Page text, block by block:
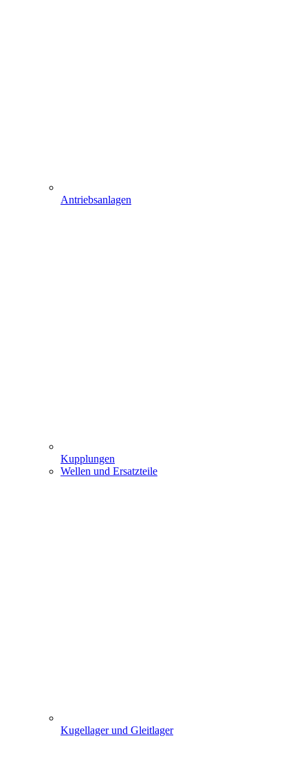
Antriebsanlagen
Kupplungen
Wellen und Ersatzteile
Kugellager und Gleitlager